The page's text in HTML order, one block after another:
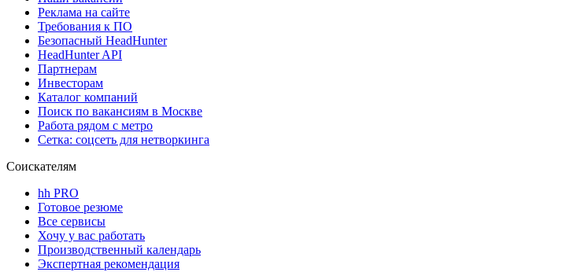
Реклама на сайте
Требования к ПО
Безопасный HeadHunter
HeadHunter API
Партнерам
Инвесторам
Каталог компаний
Поиск по вакансиям в Москве
Работа рядом с метро
Сетка: соцсеть для нетворкинга
Соискателям
hh PRO
Готовое резюме
Все сервисы
Хочу у вас работать
Производственный календарь
Экспертная рекомендация